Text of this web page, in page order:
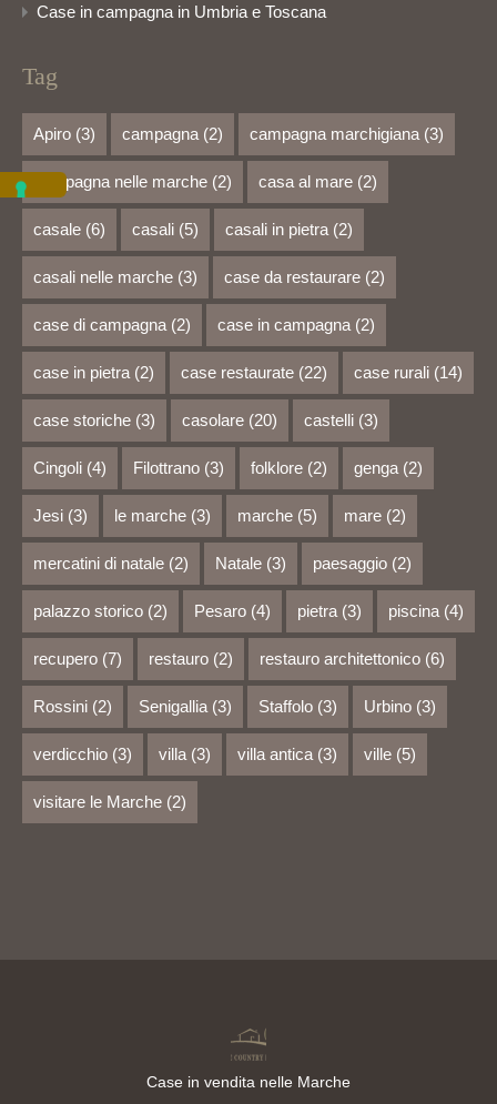
Case in campagna in Umbria e Toscana
Tag
Apiro (3) campagna (2) campagna marchigiana (3)
campagna nelle marche (2) casa al mare (2)
casale (6) casali (5) casali in pietra (2)
casali nelle marche (3) case da restaurare (2)
case di campagna (2) case in campagna (2)
case in pietra (2) case restaurate (22) case rurali (14)
case storiche (3) casolare (20) castelli (3)
Cingoli (4) Filottrano (3) folklore (2) genga (2)
Jesi (3) le marche (3) marche (5) mare (2)
mercatini di natale (2) Natale (3) paesaggio (2)
palazzo storico (2) Pesaro (4) pietra (3) piscina (4)
recupero (7) restauro (2) restauro architettonico (6)
Rossini (2) Senigallia (3) Staffolo (3) Urbino (3)
verdicchio (3) villa (3) villa antica (3) ville (5)
visitare le Marche (2)
Case in vendita nelle Marche